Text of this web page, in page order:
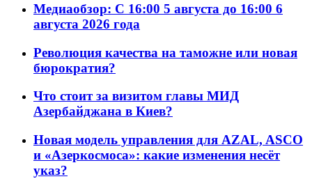
Медиаобзор: С 16:00 5 августа до 16:00 6
августа 2026 года
Революция качества на таможне или новая
бюрократия?
Что стоит за визитом главы МИД
Азербайджана в Киев?
Новая модель управления для AZAL, ASCO
и «Азеркосмоса»: какие изменения несёт
указ?